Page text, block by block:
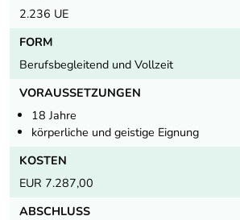
2.236 UE
FORM
Berufsbegleitend und Vollzeit
VORAUSSETZUNGEN
18 Jahre
körperliche und geistige Eignung
KOSTEN
EUR 7.287,00
ABSCHLUSS